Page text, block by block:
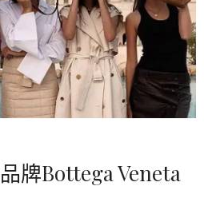
牌Bottega Veneta